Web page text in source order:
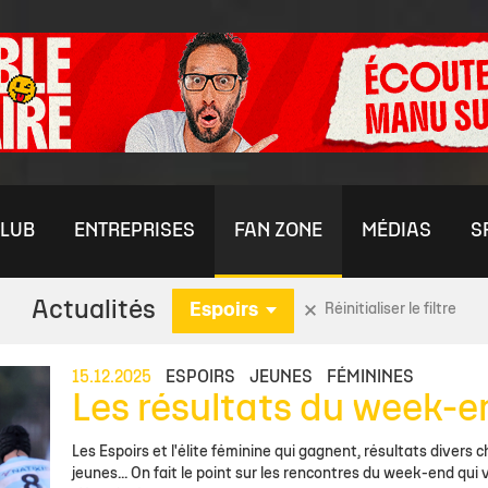
Stade Rochelais TV
Photothèque
Effectif
Staff
Féminines
Actu Espoirs
Effectif
Actu Jeunes
Détection / Recrutement
Le Centre de Formation
L'Académie
ENTREPRISES
Offre Billetterie VIP
Offre visibilité & Sponsoring
FAN ZONE
Nos Boutiques
Les Clubs de Supporters
MÉDIAS
Temps Média
Actualités Espoirs Réinitialiser le filtre
15.12.2025 ESPOIRS JEUNES FÉMININES
Les résultats du week-
Les Espoirs et l'élite féminine qui gagnent, résultats divers
jeunes... On fait le point sur les rencontres du week-end qui